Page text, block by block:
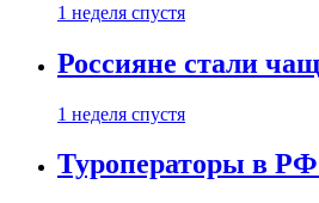
1 неделя спустя
Россияне стали
1 неделя спустя
Туроператоры в